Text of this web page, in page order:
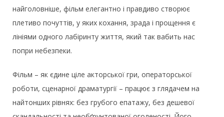
найголовніше, фільм елегантно і правдиво створює
плетиво почуттів, у яких кохання, зрада і прощення є
лініями одного лабіринту життя, який так вабить нас
попри небезпеки.
Фільм – як єдине ціле акторської гри, операторської
роботи, сценарної драматургії – працює з глядачем на
найтонших рівнях: без грубого епатажу, без дешевої